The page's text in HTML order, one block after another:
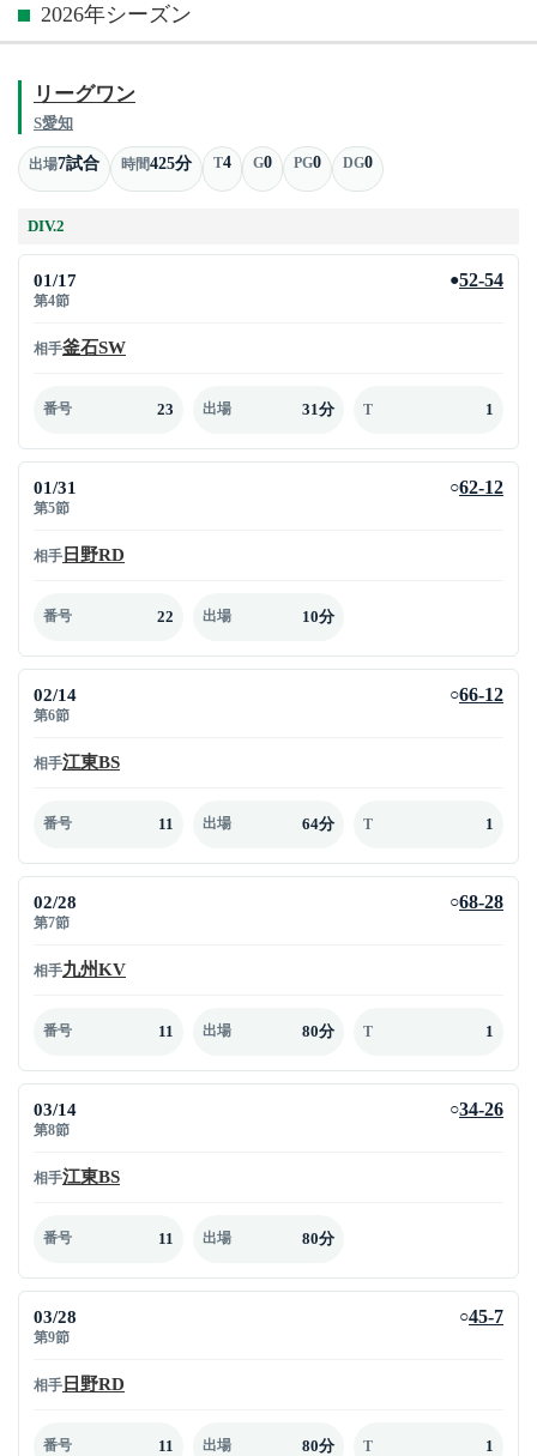
2026年シーズン
リーグワン
S愛知
出場7試合 時間425分 T4 G0 PG0 DG0
DIV.2
01/17
第4節
●52-54
相手釜石SW
番号 23 出場 31分 T 1
01/31
第5節
○62-12
相手 日野RD
番号 22 出場 10分
02/14
第6節
○66-12
相手江東BS
番号 11 出場 64分 T 1
02/28
第7節
○68-28
相手九州KV
番号 11 出場 80分 T 1
03/14
第8節
○34-26
相手江東BS
番号 11 出場 80分
03/28
第9節
○45-7
相手 日野RD
番号 11 出場 80分 T 1